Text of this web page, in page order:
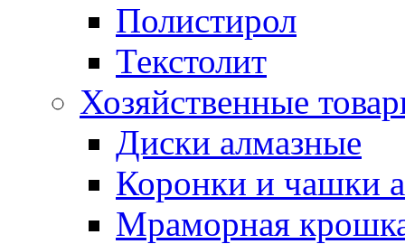
Полистирол
Текстолит
Хозяйственные
Диски алмазные
Коронки и чашки
Мраморная